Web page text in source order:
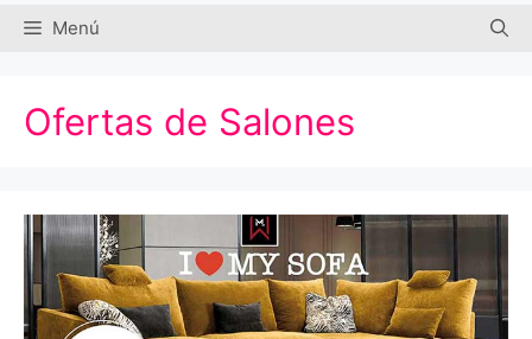
Menú
Ofertas de Salones